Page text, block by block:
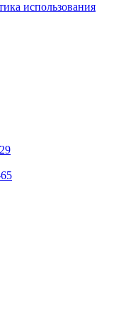
использования